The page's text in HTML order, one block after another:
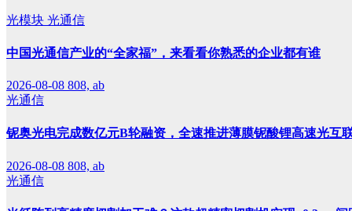
光模块 光通信
中国光通信产业的“全家福”，来看看你熟悉的企业都有谁
2026-08-08 808, ab
光通信
铌奥光电完成数亿元B轮融资，全速推进薄膜铌酸锂高速光互
2026-08-08 808, ab
光通信